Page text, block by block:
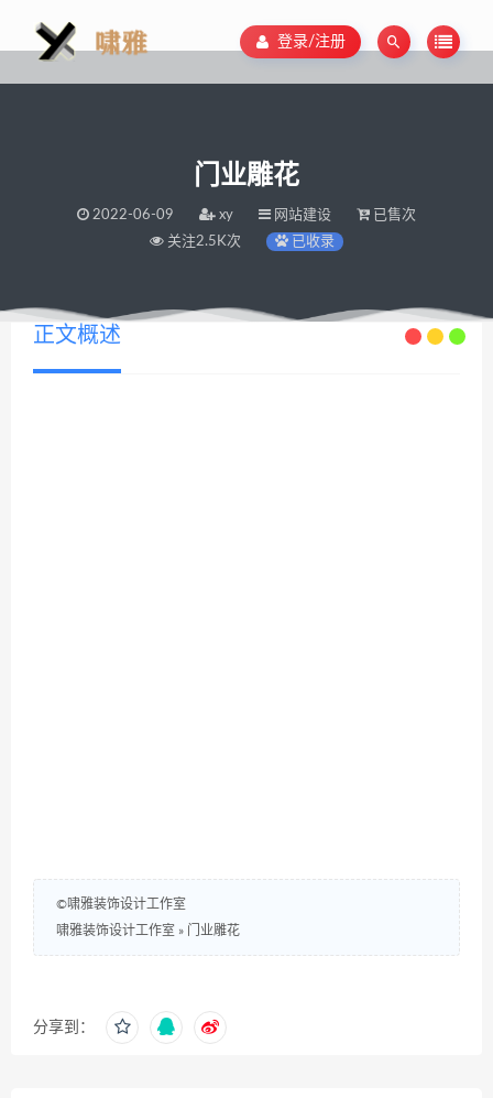
登录/注册
门业雕花
2022-06-09 xy 网站建设
已售次
关注2.5K次
已收录
正文概述
©啸雅装饰设计工作室
啸雅装饰设计工作室 » 门业雕花
分享到：